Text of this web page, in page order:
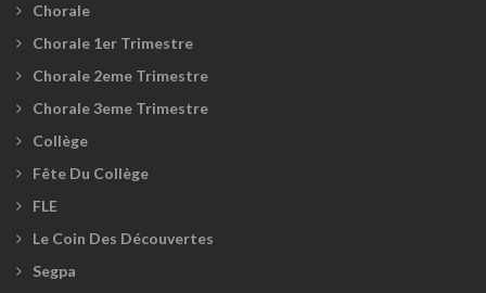
Chorale
Chorale 1er Trimestre
Chorale 2eme Trimestre
Chorale 3eme Trimestre
Collège
Fête Du Collège
FLE
Le Coin Des Découvertes
Segpa